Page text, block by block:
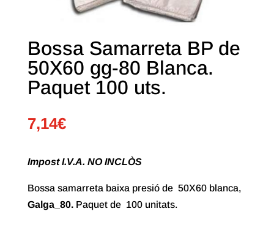
Bossa Samarreta BP de
50X60 gg-80 Blanca.
Paquet 100 uts.
7,14€
Impost I.V.A. NO INCLÒS
Bossa samarreta baixa presió de 50X60 blanca,
Galga_80.Paquet de 100 unitats.